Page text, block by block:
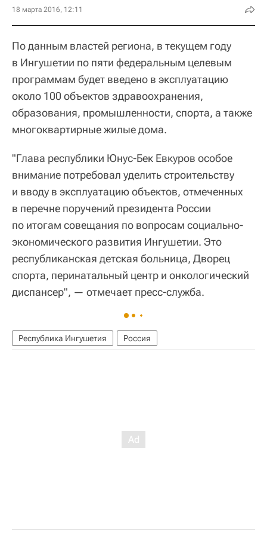
18 марта 2016, 12:11
По данным властей региона, в текущем году
в Ингушетии по пяти федеральным целевым
программам будет введено в эксплуатацию
около 100 объектов здравоохранения,
образования, промышленности, спорта, а также
многоквартирные жилые дома.
"Глава республики Юнус-Бек Евкуров особое
внимание потребовал уделить строительству
и вводу в эксплуатацию объектов, отмеченных
в перечне поручений президента России
по итогам совещания по вопросам социально-
экономического развития Ингушетии. Это
республиканская детская больница, Дворец
спорта, перинатальный центр и онкологический
диспансер", — отмечает пресс-служба.
Республика Ингушетия Россия